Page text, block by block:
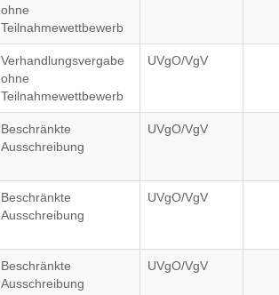
ohne
Teilnahmewettbewerb
Verhandlungsvergabe
ohne
Teilnahmewettbewerb
UVgO/VgV
Beschränkte
Ausschreibung
UVgO/VgV
Beschränkte
Ausschreibung
UVgO/VgV
Beschränkte
Ausschreibung
UVgO/VgV